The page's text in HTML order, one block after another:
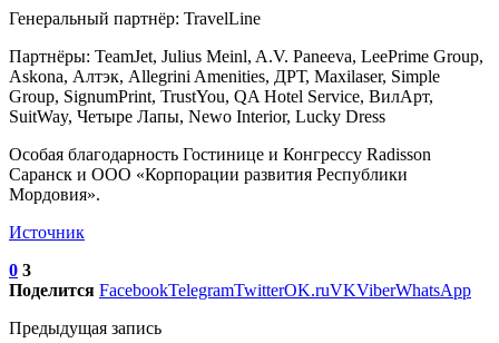
Генеральный партнёр: TravelLine
Партнёры: TeamJet, Julius Meinl, A.V. Paneeva, LeePrime Group,
Askona, Алтэк, Allegrini Amenities, ДРТ, Maxilaser, Simple
Group, SignumPrint, TrustYou, QA Hotel Service, ВилАрт,
SuitWay, Четыре Лапы, Newo Interior, Lucky Dress
Особая благодарность Гостинице и Конгрессу Radisson
Саранск и ООО «Корпорации развития Республики
Мордовия».
Источник
0 3
Поделится FacebookTelegramTwitterOK.ruVKViberWhatsApp
Предыдущая запись